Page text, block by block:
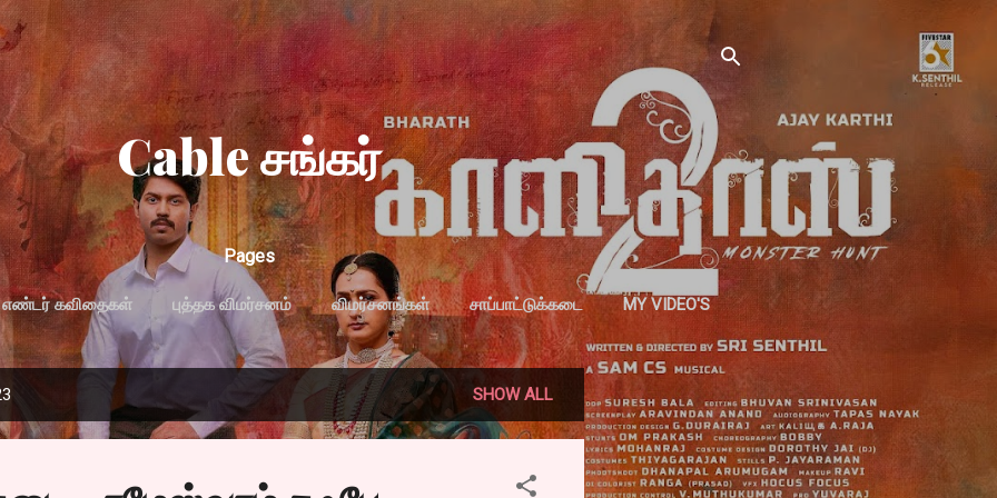
Skip to main content
Cable சங்கர்
Pages
எண்டர் கவிதைகள் புத்தக விமர்சனம் விமர்சனங்கள் சாப்பாட்டுக்கடை MY VIDEO'S
MORE… PRIVACY POLICY
SHOW ALL